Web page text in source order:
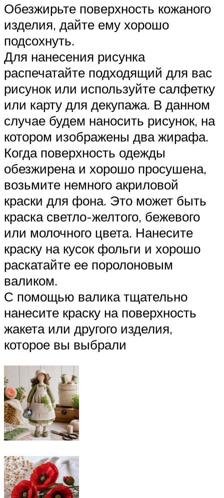
Обезжирьте поверхность кожаного
изделия, дайте ему хорошо
подсохнуть.
Для нанесения рисунка
распечатайте подходящий для вас
рисунок или используйте салфетку
или карту для декупажа. В данном
случае будем наносить рисунок, на
котором изображены два жирафа.
Когда поверхность одежды
обезжирена и хорошо просушена,
возьмите немного акриловой
краски для фона. Это может быть
краска светло-желтого, бежевого
или молочного цвета. Нанесите
краску на кусок фольги и хорошо
раскатайте ее поролоновым
валиком.
С помощью валика тщательно
нанесите краску на поверхность
жакета или другого изделия,
которое вы выбрали